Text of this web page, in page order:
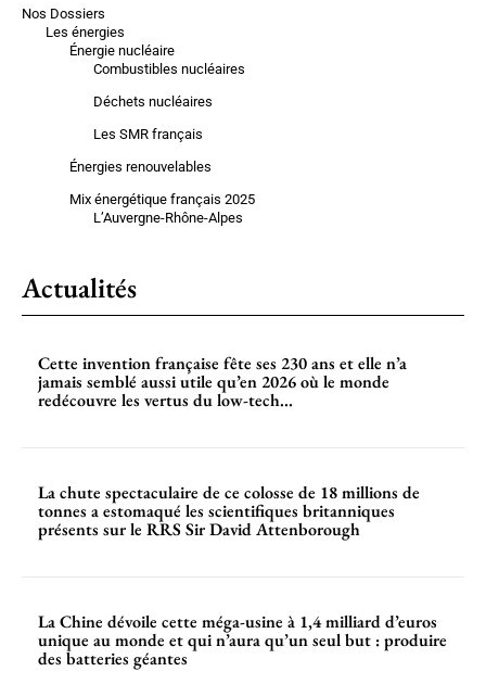
Nos Dossiers
Les énergies
Énergie nucléaire
Combustibles nucléaires
Déchets nucléaires
Les SMR français
Énergies renouvelables
Mix énergétique français 2025
L’Auvergne-Rhône-Alpes
Actualités
Cette invention française fête ses 230 ans et elle n’a
jamais semblé aussi utile qu’en 2026 où le monde
redécouvre les vertus du low-tech...
La chute spectaculaire de ce colosse de 18 millions de
tonnes a estomaqué les scientifiques britanniques
présents sur le RRS Sir David Attenborough
La Chine dévoile cette méga-usine à 1,4 milliard d’euros
unique au monde et qui n’aura qu’un seul but : produire
des batteries géantes